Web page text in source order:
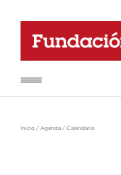
Inicio / Agenda / Calendario